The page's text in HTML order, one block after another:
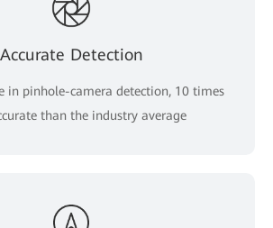
Accurate Detection
in pinhole-camera detection, 10 times
than the industry average